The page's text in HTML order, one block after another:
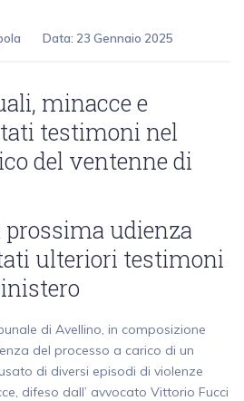
Data: 23 Gennaio 2025
minacce e
testimoni nel
del ventenne di
prossima udienza
ulteriori testimoni
di Avellino, in composizione
del processo a carico di un
di diversi episodi di violenze
difeso dall’ avvocato Vittorio Fucci